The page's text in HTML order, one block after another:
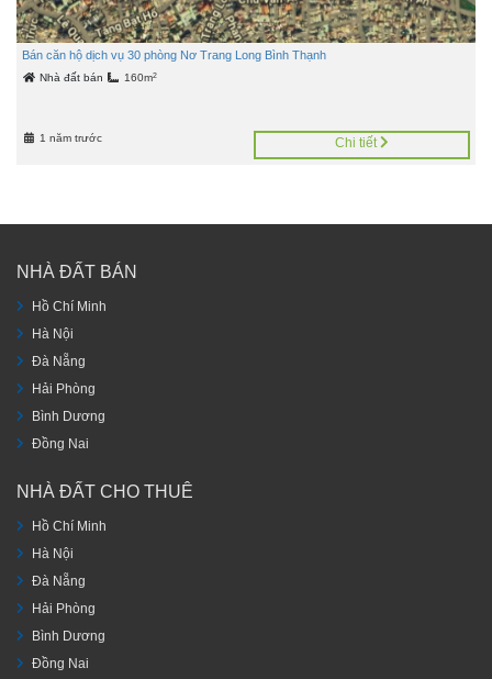
Bán căn hộ dịch vụ 30 phòng Nơ Trang Long Bình Thạnh
Nhà đất bán 160m2
1 năm trước Chi tiết
NHÀ ĐẤT BÁN
Hồ Chí Minh
Hà Nội
Đà Nẵng
Hải Phòng
Bình Dương
Đồng Nai
NHÀ ĐẤT CHO THUÊ
Hồ Chí Minh
Hà Nội
Đà Nẵng
Hải Phòng
Bình Dương
Đồng Nai